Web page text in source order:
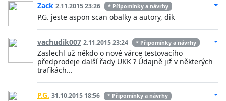
Zack 2.11.2015 23:26 * Připomínky a návrhy
P.G. jeste aspon scan obalky a autory, dik
vachudik007 2.11.2015 23:24 * Připomínky a návrhy
Zaslechl už někdo o nové várce testovacího
předprodeje další řady UKK ? Údajně již v některých
trafikách...
P.G. 31.10.2015 18:56 * Připomínky a návrhy